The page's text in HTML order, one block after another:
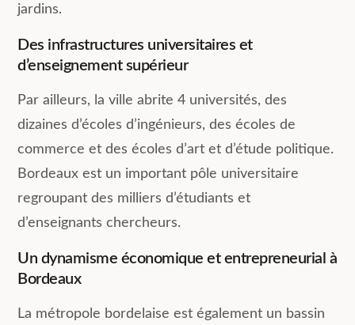
jardins.
Des infrastructures universitaires et
d’enseignement supérieur
Par ailleurs, la ville abrite 4 universités, des
dizaines d’écoles d’ingénieurs, des écoles de
commerce et des écoles d’art et d’étude politique.
Bordeaux est un important pôle universitaire
regroupant des milliers d’étudiants et
d’enseignants chercheurs.
Un dynamisme économique et entrepreneurial à
Bordeaux
La métropole bordelaise est également un bassin